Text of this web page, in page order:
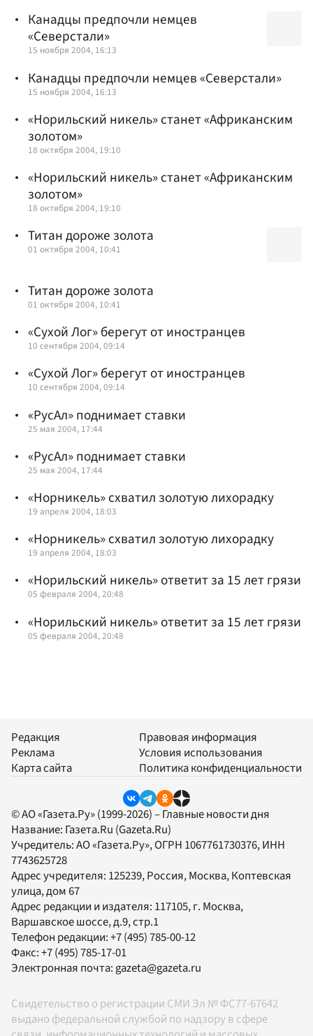
Канадцы предпочли немцев
«Северстали»
15 ноября 2004, 16:13
Канадцы предпочли немцев «Северстали»
15 ноября 2004, 16:13
«Норильский никель» станет «Африканским
золотом»
18 октября 2004, 19:10
«Норильский никель» станет «Африканским
золотом»
18 октября 2004, 19:10
Титан дороже золота
01 октября 2004, 10:41
Титан дороже золота
01 октября 2004, 10:41
«Сухой Лог» берегут от иностранцев
10 сентября 2004, 09:14
«Сухой Лог» берегут от иностранцев
10 сентября 2004, 09:14
«РусАл» поднимает ставки
25 мая 2004, 17:44
«РусАл» поднимает ставки
25 мая 2004, 17:44
«Норникель» схватил золотую лихорадку
19 апреля 2004, 18:03
«Норникель» схватил золотую лихорадку
19 апреля 2004, 18:03
«Норильский никель» ответит за 15 лет грязи
05 февраля 2004, 20:48
«Норильский никель» ответит за 15 лет грязи
05 февраля 2004, 20:48
Редакция
Реклама
Карта сайта
Правовая информация
Условия использования
Политика конфиденциальности
© АО «Газета.Ру» (1999-2026) – Главные новости дня
Название: Газета.Ru (Gazeta.Ru)
Учредитель:АО «Газета.Ру», ОГРН 1067761730376, ИНН
7743625728
Адрес учредителя: 125239, Россия, Москва, Коптевская
улица, дом 67
Адрес редакции и издателя: 117105, г. Москва,
Варшавское шоссе, д.9, стр.1
Телефон редакции:+7 (495) 785-00-12
Факс:+7 (495) 785-17-01
Электронная почта:gazeta@gazeta.ru
Свидетельство о регистрации СМИ Эл № ФС77-67642
выдано федеральной службой по надзору в сфере